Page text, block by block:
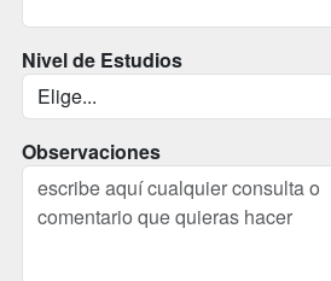
Nivel de Estudios
Observaciones